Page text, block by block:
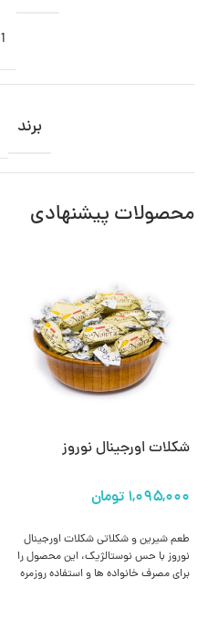
1 کیلوگرم
برند
محصولات پیشنهادی
شکلات اورجینال نوروز
طعم شیرین و شکلاتی شکلات اورجینال
نوروز با حس نوستالژیک، این محصول را
برای مصرف خانواده‌ ها و استفاده روزمره